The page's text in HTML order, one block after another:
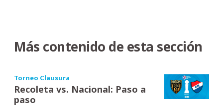
Más contenido de esta sección
Torneo Clausura
Recoleta vs. Nacional: Paso a
paso